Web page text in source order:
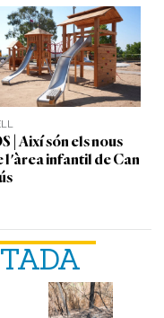
| Així són els nous
l'àrea infantil de Can